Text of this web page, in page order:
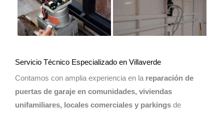
Servicio Técnico Especializado en Villaverde
Contamos con amplia experiencia en la reparación de
puertas de garaje en comunidades, viviendas
unifamiliares, locales comerciales y parkings de